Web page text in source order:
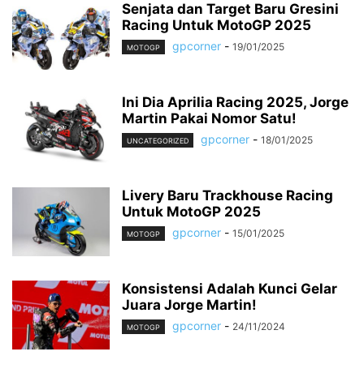
Senjata dan Target Baru Gresini
Racing Untuk MotoGP 2025
MOTOGP gpcorner - 19/01/2025
Ini Dia Aprilia Racing 2025, Jorge
Martin Pakai Nomor Satu!
UNCATEGORIZED gpcorner - 18/01/2025
Livery Baru Trackhouse Racing
Untuk MotoGP 2025
MOTOGP gpcorner - 15/01/2025
Konsistensi Adalah Kunci Gelar
Juara Jorge Martin!
MOTOGP gpcorner - 24/11/2024